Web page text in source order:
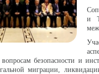
и
безопасности и
миграции,